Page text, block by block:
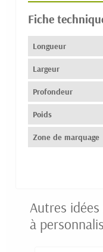
Fiche
Longueur
Largeur
Profondeur
Poids
Zone de marquage
Autres
à